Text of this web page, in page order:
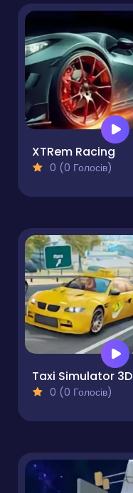
XTRem Racing
0 (0 Голосів)
Taxi Simulator 3D
0 (0 Голосів)